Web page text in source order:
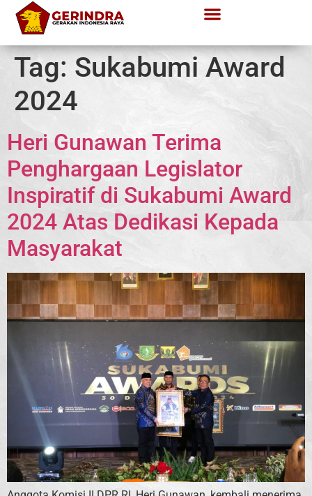
Tag: Sukabumi Award
2024
Heri Gunawan Terima
Penghargaan Legislator
Inspiratif di Sukabumi Award
2024 Atas Dedikasi Kepada
Masyarakat